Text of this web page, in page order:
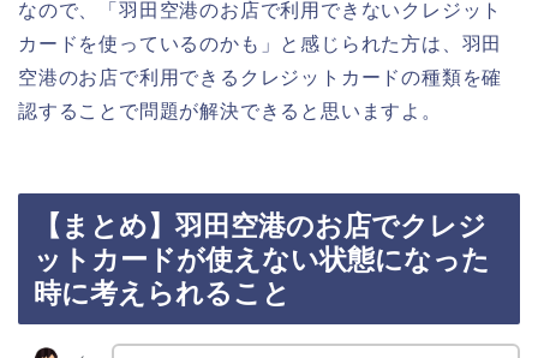
なので、「羽田空港のお店で利用できないクレジット
カードを使っているのかも」と感じられた方は、羽田
空港のお店で利用できるクレジットカードの種類を確
認することで問題が解決できると思いますよ。
【まとめ】羽田空港のお店でクレジ
ットカードが使えない状態になった
時に考えられること